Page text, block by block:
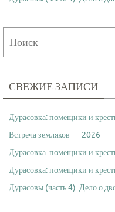
СВЕЖИЕ ЗАПИСИ
Дурасовка: помещики и
Встреча земляков — 2026
Дурасовка: помещики и
Дурасовка: помещики и
Дурасовы (часть 4). Дело о